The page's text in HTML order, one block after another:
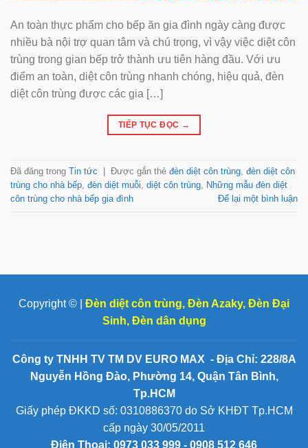
An toàn thực phẩm cho bếp ăn gia đình ngày càng được
nhiều bà nội trợ quan tâm và chú trọng, vì vậy việc diệt côn
trùng trong gian bếp trở thành ưu tiên hàng đầu. Với ưu
điểm an toàn, diệt côn trùng nhanh chóng, hiệu quả, đèn
diệt côn trùng được các gia […]
TIẾP TỤC ĐỌC →
Đã đăng trong Tin tức Được gắn thẻ đèn diệt côn trùng, đèn diệt côn
trùng cho nhà bếp, đèn diệt muỗi, diệt côn trùng, Những mẫu đèn diệt
côn trùng cho nhà bếp gia đình
Để lại một bình luận
Copyright © | Đèn diệt côn trùng, Đèn Azaky, Đèn Đại
Sinh, Đèn dân dụng
Công ty TNHH TV TM DV EURO MAX - Địa Chỉ: 228/8A
Nguyễn Hồng Đào, Phường 14, Quận Tân Bình,
Tp.HCM
Giấy phép ĐKKD số: 0310886370 do Sở KHĐT Tp.HCM
cấp ngày 30/05/2011
Điện Thoại: 0973 033 999 - 0908 512 646